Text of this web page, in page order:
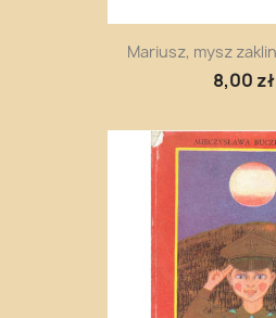
Mariusz, mysz
8,00 zł